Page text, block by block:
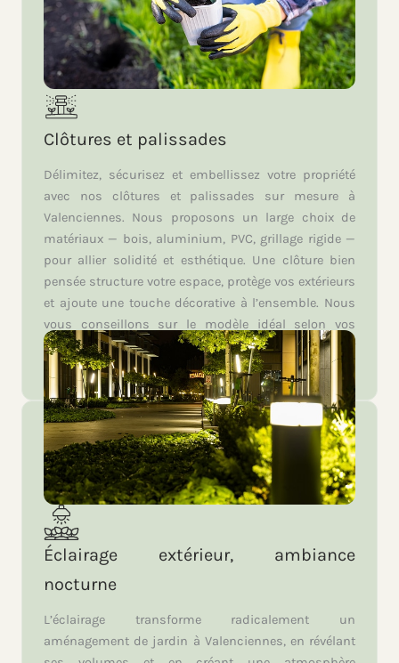
Clôtures et palissades
Délimitez, sécurisez et embellissez votre propriété
avec nos clôtures et palissades sur mesure à
Valenciennes. Nous proposons un large choix de
matériaux — bois, aluminium, PVC, grillage rigide —
pour allier solidité et esthétique. Une clôture bien
pensée structure votre espace, protège vos extérieurs
et ajoute une touche décorative à l’ensemble. Nous
vous conseillons sur le modèle idéal selon vos
besoins : intimité, sécurité ou simple mise en valeur
de votre aménagement de jardin à Valenciennes.
Éclairage extérieur, ambiance
nocturne
L’éclairage transforme radicalement un
aménagement de jardin à Valenciennes, en révélant